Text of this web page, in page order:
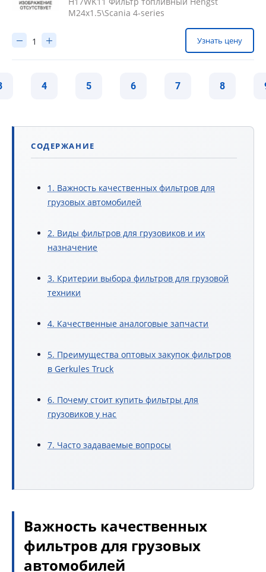
M24x1.5\Scania 4-series
Узнать цену
4 5 6 7 8
СОДЕРЖАНИЕ
1. Важность качественных фильтров для
грузовых автомобилей
2. Виды фильтров для грузовиков и их
назначение
3. Критерии выбора фильтров для грузовой
техники
4. Качественные аналоговые запчасти
5. Преимущества оптовых закупок фильтров
в Gerkules Truck
6. Почему стоит купить фильтры для
грузовиков у нас
7. Часто задаваемые вопросы
Важность качественных
фильтров для грузовых
автомобилей